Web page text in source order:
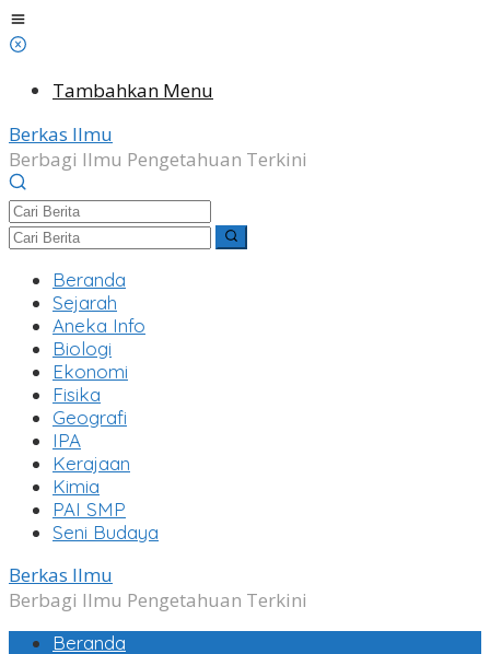
Lewati
ke
Tambahkan Menu
Berkas Ilmu
Berbagi Ilmu Pengetahuan Terkini
Beranda
Sejarah
Aneka Info
Biologi
Ekonomi
Fisika
Geografi
IPA
Kerajaan
Kimia
PAI SMP
Seni Budaya
Berkas Ilmu
Berbagi Ilmu Pengetahuan Terkini
Beranda